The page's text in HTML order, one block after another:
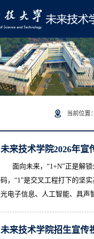
当前位置：
未来技术学院2026年宣
面向未来，“1+N”正是解锁
码，“1”是交叉工程打下的坚
光电子信息、人工智能、具声
未来技术学院招生宣传